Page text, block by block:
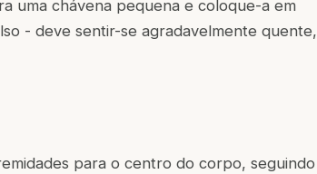
uma chávena pequena e coloque-a em
- deve sentir-se agradavelmente quente,
para o centro do corpo, seguindo